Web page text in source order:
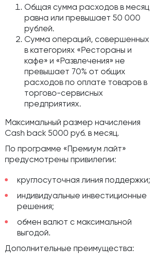
Общая сумма расходов в месяц
равна или превышает 50 000
рублей.
Сумма операций, совершенных
в категориях «Рестораны и
кафе» и «Развлечения» не
превышает 70% от общих
расходов по оплате товаров в
торгово-сервисных
предприятиях.
Максимальный размер начисления
Cash back 5000 руб. в месяц.
По программе «Премиум лайт»
предусмотрены привилегии:
круглосуточная линия поддержки;
индивидуальные инвестиционные
решения;
обмен валют c максимальной
выгодой.
Дополнительные преимущества: